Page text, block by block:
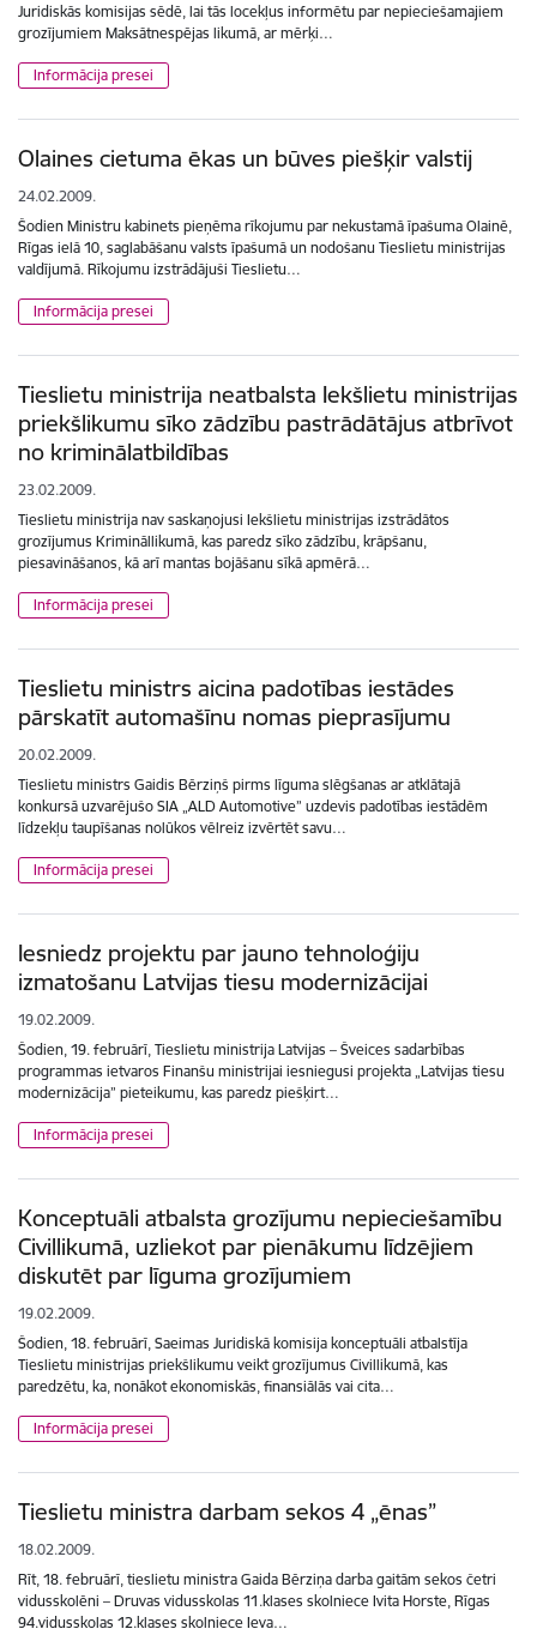
Juridiskās komisijas sēdē, lai tās locekļus informētu par nepieciešamajiem
grozījumiem Maksātnespējas likumā, ar mērķi…
Informācija presei
Olaines cietuma ēkas un būves piešķir valstij
24.02.2009.
Šodien Ministru kabinets pieņēma rīkojumu par nekustamā īpašuma Olainē,
Rīgas ielā 10, saglabāšanu valsts īpašumā un nodošanu Tieslietu ministrijas
valdījumā. Rīkojumu izstrādājuši Tieslietu…
Informācija presei
Tieslietu ministrija neatbalsta Iekšlietu ministrijas
priekšlikumu sīko zādzību pastrādātājus atbrīvot
no kriminālatbildības
23.02.2009.
Tieslietu ministrija nav saskaņojusi Iekšlietu ministrijas izstrādātos
grozījumus Krimināllikumā, kas paredz sīko zādzību, krāpšanu,
piesavināšanos, kā arī mantas bojāšanu sīkā apmērā…
Informācija presei
Tieslietu ministrs aicina padotības iestādes
pārskatīt automašīnu nomas pieprasījumu
20.02.2009.
Tieslietu ministrs Gaidis Bērziņš pirms līguma slēgšanas ar atklātajā
konkursā uzvarējušo SIA „ALD Automotive” uzdevis padotības iestādēm
līdzekļu taupīšanas nolūkos vēlreiz izvērtēt savu…
Informācija presei
Iesniedz projektu par jauno tehnoloģiju
izmatošanu Latvijas tiesu modernizācijai
19.02.2009.
Šodien, 19. februārī, Tieslietu ministrija Latvijas – Šveices sadarbības
programmas ietvaros Finanšu ministrijai iesniegusi projekta „Latvijas tiesu
modernizācija” pieteikumu, kas paredz piešķirt…
Informācija presei
Konceptuāli atbalsta grozījumu nepieciešamību
Civillikumā, uzliekot par pienākumu līdzējiem
diskutēt par līguma grozījumiem
19.02.2009.
Šodien, 18. februārī, Saeimas Juridiskā komisija konceptuāli atbalstīja
Tieslietu ministrijas priekšlikumu veikt grozījumus Civillikumā, kas
paredzētu, ka, nonākot ekonomiskās, finansiālās vai cita…
Informācija presei
Tieslietu ministra darbam sekos 4 „ēnas”
18.02.2009.
Rīt, 18. februārī, tieslietu ministra Gaida Bērziņa darba gaitām sekos četri
vidusskolēni – Druvas vidusskolas 11.klases skolniece Ivita Horste, Rīgas
94.vidusskolas 12.klases skolniece Ieva…